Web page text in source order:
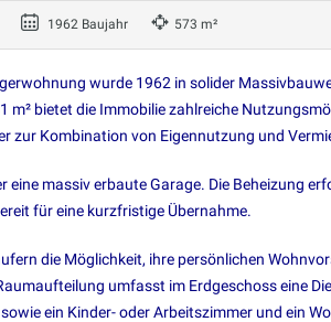
1962 Baujahr 573 m²
wurde 1962 in solider
bietet die Immobilie zahlreiche
zur Kombination von Eigennutzung und
massiv erbaute Garage. Die Beheizung
für eine kurzfristige Übernahme.
die Möglichkeit, ihre persönlichen
umfasst im Erdgeschoss eine
ein Kinder- oder Arbeitszimmer und ein